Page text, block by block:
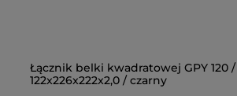
Łącznik belki kwadratowej GPY 120 /
122x226x222x2,0 / czarny